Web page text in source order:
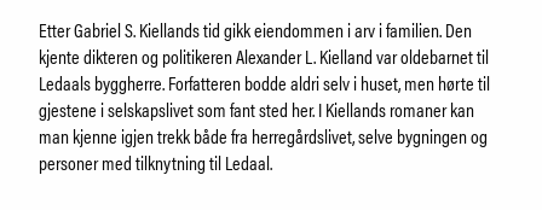
Etter Gabriel S. Kiellands tid gikk eiendommen i arv i familien. Den
kjente dikteren og politikeren Alexander L. Kielland var oldebarnet til
Ledaals byggherre. Forfatteren bodde aldri selv i huset, men hørte til
gjestene i selskapslivet som fant sted her. I Kiellands romaner kan
man kjenne igjen trekk både fra herregårdslivet, selve bygningen og
personer med tilknytning til Ledaal.